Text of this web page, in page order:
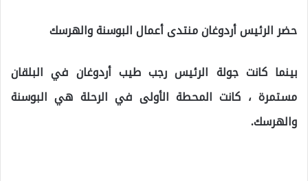
حضر الرئيس أردوغان منتدى أعمال البوسنة والهرسك
بينما كانت جولة الرئيس رجب طيب أردوغان في البلقان
مستمرة ، كانت المحطة الأولى في الرحلة هي البوسنة
والهرسك.